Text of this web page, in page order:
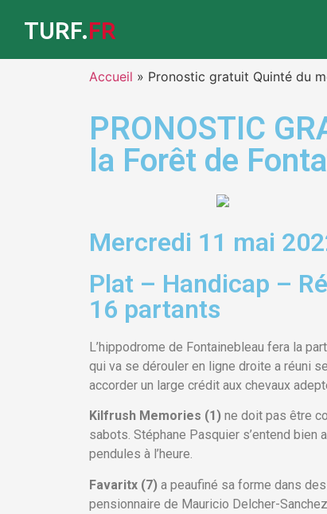
TURF.FR
Accueil » Pronostic gratuit Quinté du
PRONOSTIC
la Forêt de
Mercredi 11 mai
Plat – Handicap –
16 partants
L’hippodrome de Fontainebleau fera la
qui va se dérouler en ligne droite a réuni
accorder un large crédit aux chevaux
Kilfrush Memories (1) ne doit pas être
sabots. Stéphane Pasquier s’entend
pendules à l’heure.
Favaritx (7) a peaufiné sa forme dans
pensionnaire de Mauricio Delcher-